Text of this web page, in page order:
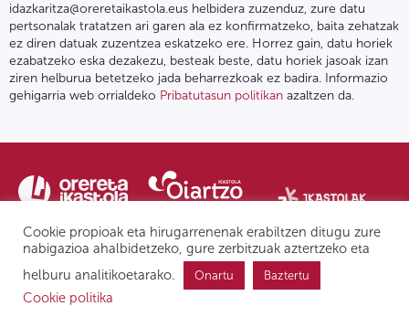
idazkaritza@oreretaikastola.eus helbidera zuzenduz, zure datu
pertsonalak tratatzen ari garen ala ez konfirmatzeko, baita zehatzak
ez diren datuak zuzentzea eskatzeko ere. Horrez gain, datu horiek
ezabatzeko eska dezakezu, besteak beste, datu horiek jasoak izan
ziren helburua betetzeko jada beharrezkoak ez badira. Informazio
gehigarria web orrialdeko Pribatutasun politikan azaltzen da.
Pribatutasun politika | Lege oharra Postontzi etikoa
Cookie propioak eta hirugarrenenak erabiltzen ditugu zure
nabigazioa ahalbidetzeko, gure zerbitzuak aztertzeko eta
helburu analitikoetarako.
Onartu Baztertu
Cookie politika